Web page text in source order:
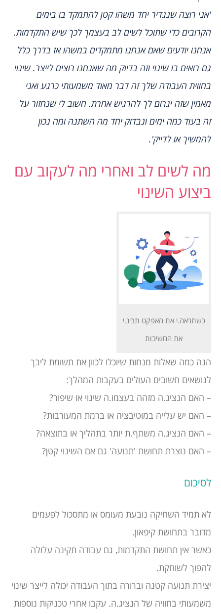
'אני רוצה שנגדיר יחד משהו קטן להתמקד בו בימים
הקרובים כדי שתוכל לשים לב בעצמך לכך שיש התקדמות.
אנחנו יודעים שאם אנחנו מתמקדים במשהו אז בדרך כלל
גם רואים בו שינוי וזה בדיוק מה שאנחנו רוצים לייצר. שינוי
בחווית העבודה שלך זה דבר מאוד משמעותי כרגע ואני
מאמין שזה יגרום לך להרגיש אחרת. חשוב לי שנחזור על
זה בעוד כמה ימים ונבדוק יחד מה השתנה ומה נכון
להמשיך או לדייק'.
מה לשים לב ואחרי מה לעקוב עם
ביצוע השינוי
כשתראה.י את האפקט תבינ.י
את החשיבות
הנה כמה שאלות מנחות שיוכלו לכוון את תשומת ליבך
לנושאים חשובים העולים בעקבות המהלך:
– האם הנציג.ה מזהה בעצמו.ה שינוי או שיפור?
– האם יש עלייה במוטיבציה או ברמת המעורבות?
– האם הנציג.ה משתף.ת יותר בתהליך או בתוצאה?
– האם נוצרת תחושת 'תנועה' גם אם השינוי קטן?
לסיכום
לא תמיד השחיקה נובעת מעומס או מתסכול לפעמים
מדובר בתחושת קיפאון.
כאשר אין תחושת התקדמות, גם עבודה תקינה עלולה
להפוך לשוחקת.
יצירת תנועה קטנה וברורה בתוך העבודה יכולה לייצר שינוי
משמעותי בחוויה של הנציג.ה. עקבו אחרי טכניקות נוספות